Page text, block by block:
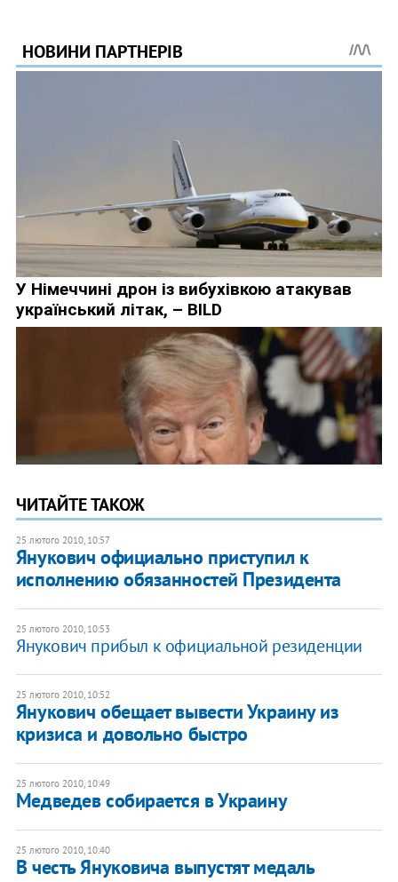
ЧИТАЙТЕ ТАКОЖ
25 лютого 2010, 10:57
Янукович официально приступил к
исполнению обязанностей Президента
25 лютого 2010, 10:53
Янукович прибыл к официальной резиденции
25 лютого 2010, 10:52
Янукович обещает вывести Украину из
кризиса и довольно быстро
25 лютого 2010, 10:49
Медведев собирается в Украину
25 лютого 2010, 10:40
В честь Януковича выпустят медаль